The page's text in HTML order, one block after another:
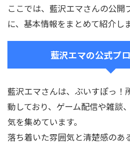
ここでは、藍沢エマさんの公開
に、基本情報をまとめて紹介しま
藍沢エマの公式プ
藍沢エマさんは、ぶいすぽっ！
動しており、ゲーム配信や雑談
気を集めています。
落ち着いた雰囲気と清楚感のあ